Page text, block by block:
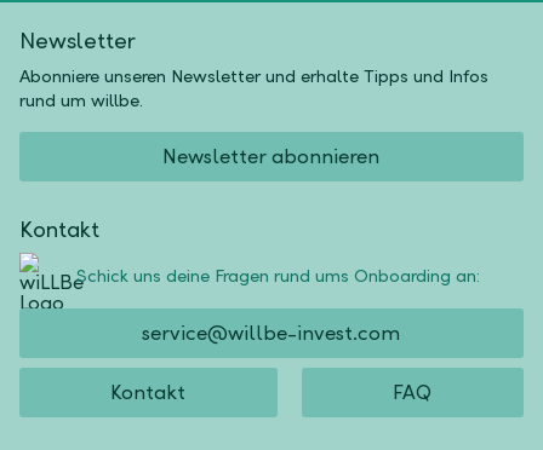
Newsletter
Abonniere unseren Newsletter und erhalte Tipps und Infos
rund um willbe.
Newsletter abonnieren
Kontakt
Schick uns deine Fragen rund ums Onboarding an:
service@willbe-invest.com
Kontakt FAQ